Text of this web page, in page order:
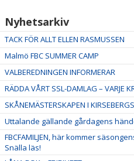
Nyhetsarkiv
TACK FÖR ALLT ELLEN RASMUSSEN
Malmö FBC SUMMER CAMP
VALBEREDNINGEN INFORMERAR
RÄDDA VÅRT SSL-DAMLAG – VARJE
SKÅNEMÄSTERSKAPEN I
Uttalande gällande gårdagens
FBCFAMILJEN, här kommer
Snälla läs!